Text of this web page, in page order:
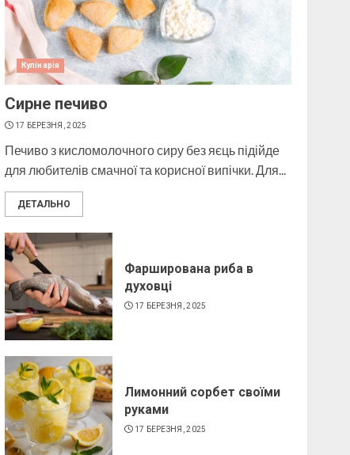
2
Як виготовити мило в
4
Кулінарія
Сирне печиво
17 БЕРЕЗНЯ, 2025
Печиво з кисломолочного сиру без яєць підійде
для любителів смачної та корисної випічки. Для...
ДЕТАЛЬНО
Фарширована риба в
духовці
17 БЕРЕЗНЯ, 2025
Лимонний сорбет своїми
руками
17 БЕРЕЗНЯ, 2025